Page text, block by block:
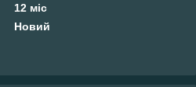
12 міс
Новий